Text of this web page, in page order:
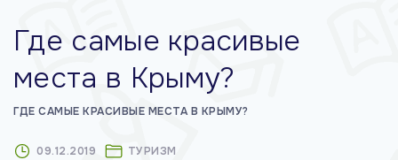
Где самые красивые
места в Крыму?
ГДЕ САМЫЕ КРАСИВЫЕ МЕСТА В КРЫМУ?
09.12.2019 ТУРИЗМ